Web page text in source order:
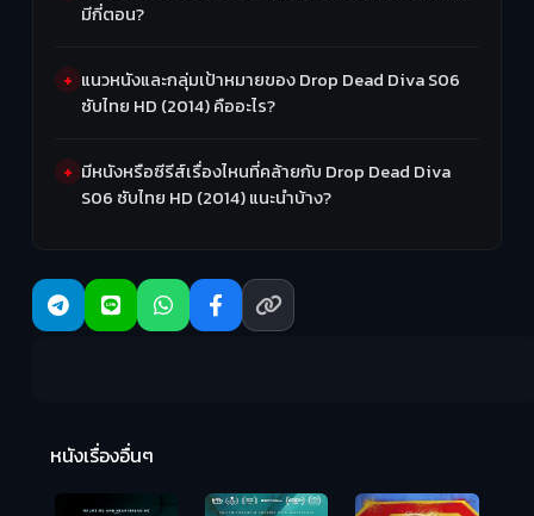
มีกี่ตอน?
แนวหนังและกลุ่มเป้าหมายของ Drop Dead Diva S06
ซับไทย HD (2014) คืออะไร?
มีหนังหรือซีรีส์เรื่องไหนที่คล้ายกับ Drop Dead Diva
S06 ซับไทย HD (2014) แนะนำบ้าง?
หนังเรื่องอื่นๆ